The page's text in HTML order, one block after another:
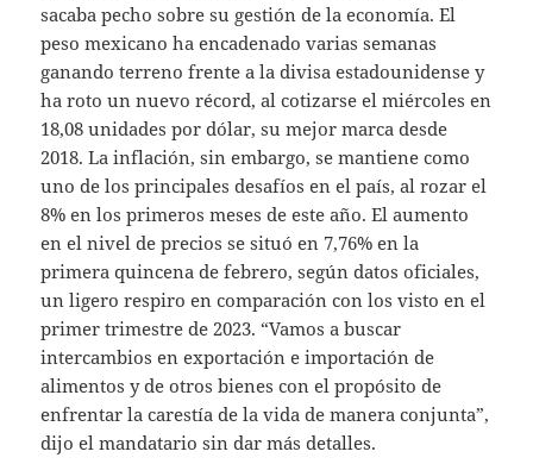
sacaba pecho sobre su gestión de la economía. El
peso mexicano ha encadenado varias semanas
ganando terreno frente a la divisa estadounidense y
ha roto un nuevo récord, al cotizarse el miércoles en
18,08 unidades por dólar, su mejor marca desde
2018. La inflación, sin embargo, se mantiene como
uno de los principales desafíos en el país, al rozar el
8% en los primeros meses de este año. El aumento
en el nivel de precios se situó en 7,76% en la
primera quincena de febrero, según datos oficiales,
un ligero respiro en comparación con los visto en el
primer trimestre de 2023. “Vamos a buscar
intercambios en exportación e importación de
alimentos y de otros bienes con el propósito de
enfrentar la carestía de la vida de manera conjunta”,
dijo el mandatario sin dar más detalles.